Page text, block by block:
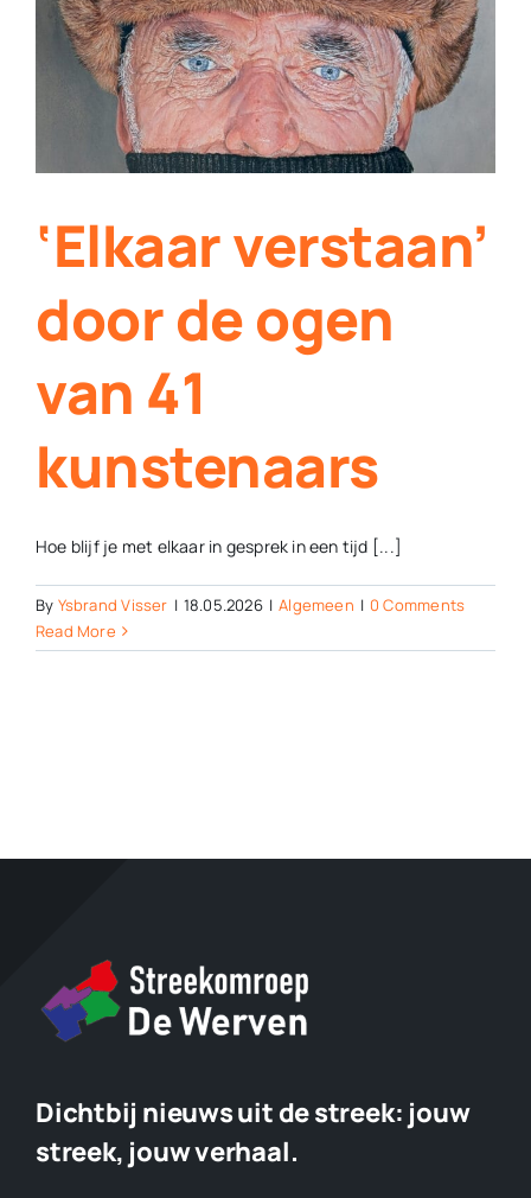
Contact
Plaats je eigen nieuws
‘Elkaar verstaan’
door de ogen
van 41
kunstenaars
Hoe blijf je met elkaar in gesprek in een tijd [...]
By Ysbrand Visser | 18.05.2026 | Algemeen | 0 Comments
Read More
Dichtbij nieuws uit de streek: jouw
streek, jouw verhaal.